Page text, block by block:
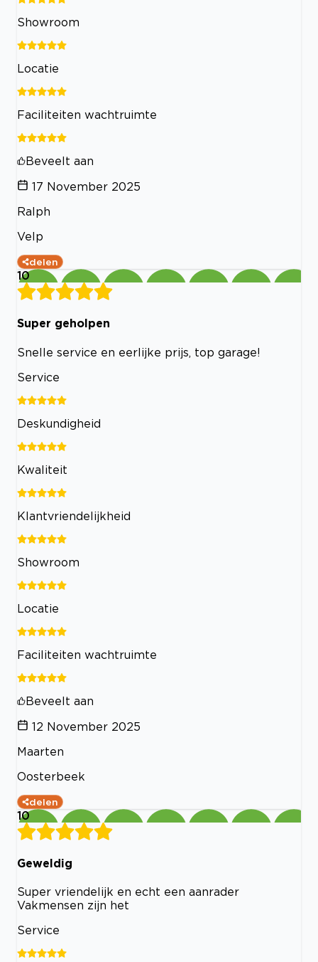
Showroom
Locatie
Faciliteiten wachtruimte
Beveelt aan
17 November 2025
Ralph
Velp
delen
10
Super geholpen
Snelle service en eerlijke prijs, top garage!
Service
Deskundigheid
Kwaliteit
Klantvriendelijkheid
Showroom
Locatie
Faciliteiten wachtruimte
Beveelt aan
12 November 2025
Maarten
Oosterbeek
delen
10
Geweldig
Super vriendelijk en echt een aanrader
Vakmensen zijn het
Service